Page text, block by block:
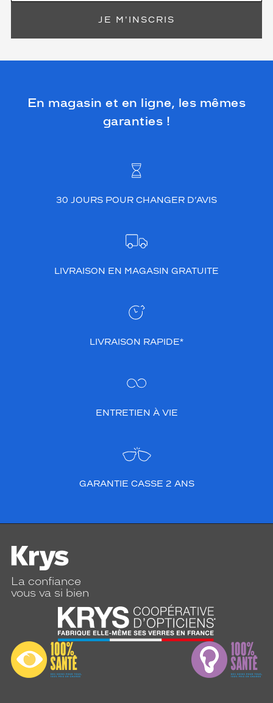
JE M'INSCRIS
En magasin et en ligne, les mêmes
garanties !
30 JOURS POUR CHANGER D’AVIS
LIVRAISON EN MAGASIN GRATUITE
LIVRAISON RAPIDE*
ENTRETIEN À VIE
GARANTIE CASSE 2 ANS
La confiance
vous va si bien